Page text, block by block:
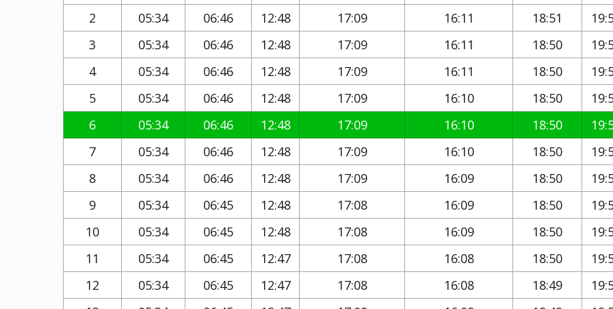
2
05:34 06:46 12:48 17:09 16:11 18:51
3
05:34 06:46 12:48 17:09 16:11 18:50
4
05:34 06:46 12:48 17:09 16:11 18:50
5
05:34 06:46 12:48 17:09 16:10 18:50
6
05:34 06:46 12:48 17:09 16:10 18:50
7
05:34 06:46 12:48 17:09 16:10 18:50
8
05:34 06:46 12:48 17:09 16:09 18:50
9
05:34 06:45 12:48 17:08 16:09 18:50
10
05:34 06:45 12:48 17:08 16:09 18:50
11
05:34 06:45 12:47 17:08 16:08 18:50
12
05:34 06:45 12:47 17:08 16:08 18:49